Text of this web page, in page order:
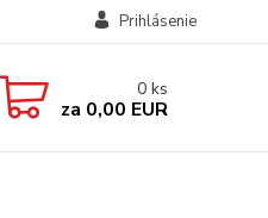
Prihlásenie
0 ks
za 0,00 EUR